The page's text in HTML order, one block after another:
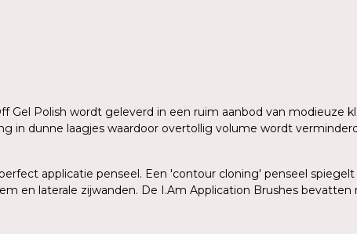
Gel Polish wordt geleverd in een ruim aanbod van modieuze
in dunne laagjes waardoor overtollig volume wordt
applicatie penseel. Een 'contour cloning' penseel
en laterale zijwanden. De I.Am Application Brushes